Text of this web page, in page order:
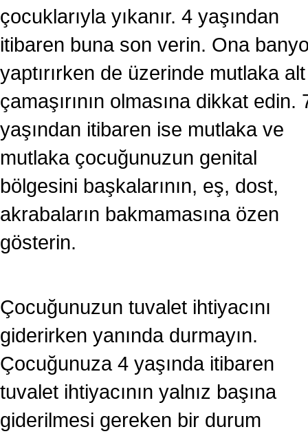
çocuklarıyla yıkanır. 4 yaşından
itibaren buna son verin. Ona
yaptırırken de üzerinde mutlaka alt
çamaşırının olmasına dikkat edin.
yaşından itibaren ise mutlaka ve
mutlaka çocuğunuzun genital
bölgesini başkalarının, eş, dost,
akrabaların bakmamasına özen
gösterin.
Çocuğunuzun tuvalet ihtiyacını
giderirken yanında durmayın.
Çocuğunuza 4 yaşında itibaren
tuvalet ihtiyacının yalnız başına
giderilmesi gereken bir durum